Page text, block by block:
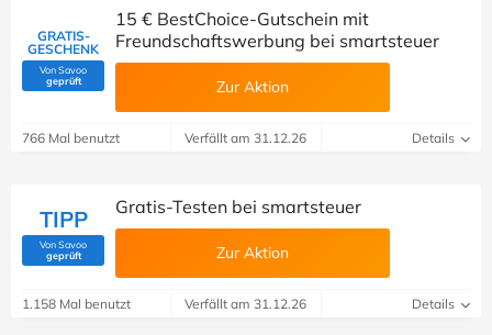
GRATIS-
GESCHENK
Von Savoo
geprüft(Von Savoo geprüft)
15 € BestChoice-Gutschein mit
Freundschaftswerbung bei smartsteuer
Zur Aktion
766 Mal benutzt Verfällt am 31.12.26 Details
TIPP
Von Savoo
geprüft(Von Savoo geprüft)
Gratis-Testen bei smartsteuer
Zur Aktion
1.158 Mal benutzt Verfällt am 31.12.26 Details